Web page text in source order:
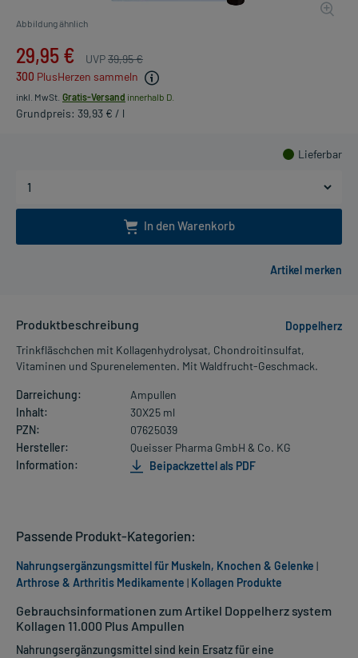
Abbildung ähnlich
29,95 € UVP39,95 €
300 PlusHerzen sammeln
inkl. MwSt. Gratis-Versand innerhalb D.
Grundpreis: 39,93 € / l
Lieferbar
In den Warenkorb
Produktbeschreibung
Doppelherz
Trinkfläschchen mit Kollagenhydrolysat, Chondroitinsulfat,
Vitaminen und Spurenelementen. Mit Waldfrucht-Geschmack.
Darreichung:
Ampullen
Inhalt:
30X25 ml
PZN:
07625039
Hersteller:
Queisser Pharma GmbH & Co. KG
Information:
Beipackzettel als PDF
Gebrauchsinformationen zum Artikel Doppelherz system
Kollagen 11.000 Plus Ampullen
Nahrungsergänzungsmittel sind kein Ersatz für eine
Passende Produkt-Kategorien:
Nahrungsergänzungsmittel für Muskeln, Knochen & Gelenke |
Arthrose & Arthritis Medikamente | Kollagen Produkte